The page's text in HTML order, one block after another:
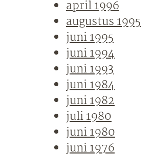
april 1996
augustus 1995
juni 1995
juni 1994
juni 1993
juni 1984
juni 1982
juli 1980
juni 1980
juni 1976